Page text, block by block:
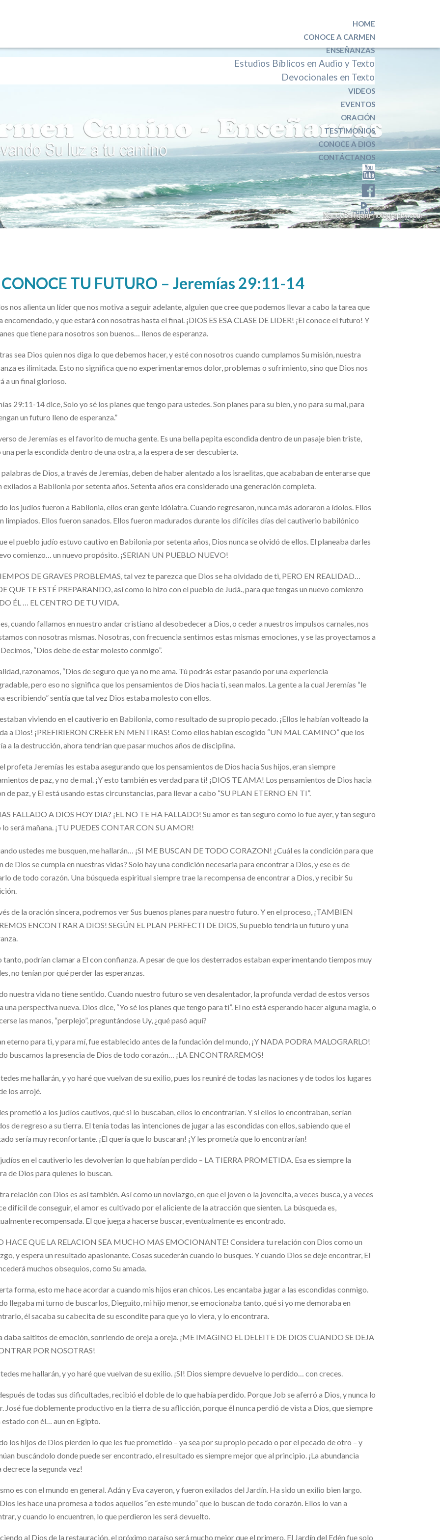
HOME
CONOCE A CARMEN
ENSEÑANZAS
Estudios Bíblicos en Audio y Texto
Devocionales en Texto
VIDEOS
EVENTOS
ORACIÓN
TESTIMONIOS
CONOCE A DIOS
CONTÁCTANOS
CONOCE TU FUTURO – Jeremías 29:11-14
nos alienta un líder que nos motiva a seguir adelante, alguien que cree que podemos llevar a cabo la tarea que
encomendado, y que estará con nosotras hasta el final. ¡DIOS ES ESA CLASE DE LIDER! ¡El conoce el futuro! Y
que tiene para nosotros son buenos… llenos de esperanza.
sea Dios quien nos diga lo que debemos hacer, y esté con nosotros cuando cumplamos Su misión, nuestra
es ilimitada. Esto no significa que no experimentaremos dolor, problemas o sufrimiento, sino que Dios nos
a un final glorioso.
29:11-14 dice,Solo yo sé los planes que tengo para ustedes. Son planes para su bien, y no para su mal, para
un futuro lleno de esperanza.”
de Jeremías es el favorito de mucha gente. Es una bella pepita escondida dentro de un pasaje bien triste,
perla escondida dentro de una ostra, a la espera de ser descubierta.
palabras de Dios, a través de Jeremías, deben de haber alentado a los israelitas, que acababan de enterarse que
exilados a Babilonia por setenta años. Setenta años era considerado una generación completa.
los judíos fueron a Babilonia, ellos eran gente idólatra. Cuando regresaron, nunca más adoraron a ídolos. Ellos
limpiados. Ellos fueron sanados. Ellos fueron madurados durante los difíciles días del cautiverio babilónico
el pueblo judío estuvo cautivo en Babilonia por setenta años, Dios nunca se olvidó de ellos. El planeaba darles
comienzo… un nuevo propósito. ¡SERIAN UN PUEBLO NUEVO!
DE GRAVES PROBLEMAS, tal vez te parezca que Dios se ha olvidado de ti, PERO EN REALIDAD…
QUE TE ESTÉ PREPARANDO, así como lo hizo con el pueblo de Judá., para que tengas un nuevo comienzo
ÉL … EL CENTRO DE TU VIDA.
cuando fallamos en nuestro andar cristiano al desobedecer a Dios, o ceder a nuestros impulsos carnales, nos
con nosotras mismas. Nosotras, con frecuencia sentimos estas mismas emociones, y se las proyectamos a
“Dios debe de estar molesto conmigo”.
razonamos, “Dios de seguro que ya no me ama. Tú podrás estar pasando por una experiencia
pero eso no significa que los pensamientos de Dios hacia ti, sean malos. La gente a la cual Jeremías “le
escribiendo” sentía que tal vez Dios estaba molesto con ellos.
viviendo en el cautiverio en Babilonia, como resultado de su propio pecado. ¡Ellos le habían volteado la
a Dios! ¡PREFIRIERON CREER EN MENTIRAS! Como ellos habían escogido “UN MAL CAMINO” que los
a la destrucción, ahora tendrían que pasar muchos años de disciplina.
profeta Jeremías les estaba asegurando que los pensamientos de Dios hacia Sus hijos, eran siempre
de paz, y no de mal. ¡Y esto también es verdad para ti! ¡DIOS TE AMA! Los pensamientos de Dios hacia
de paz, y El está usando estas circunstancias, para llevar a cabo “SU PLAN ETERNO EN TI”.
FALLADO A DIOS HOY DIA? ¡EL NO TE HA FALLADO! Su amor es tan seguro como lo fue ayer, y tan seguro
lo será mañana. ¡TU PUEDES CONTAR CON SU AMOR!
ustedes me busquen, me hallarán… ¡SI ME BUSCAN DE TODO CORAZON! ¿Cuál es la condición para que
de Dios se cumpla en nuestras vidas? Solo hay una condición necesaria para encontrar a Dios, y ese es de
de todo corazón. Una búsqueda espiritual siempre trae la recompensa de encontrar a Dios, y recibir Su
de la oración sincera, podremos ver Sus buenos planes para nuestro futuro. Y en el proceso, ¡TAMBIEN
ENCONTRAR A DIOS! SEGÚN EL PLAN PERFECTI DE DIOS, Su pueblo tendría un futuro y una
tanto, podrían clamar a El con confianza. A pesar de que los desterrados estaban experimentando tiempos muy
no tenían por qué perder las esperanzas.
nuestra vida no tiene sentido. Cuando nuestro futuro se ven desalentador, la profunda verdad de estos versos
una perspectiva nueva. Dios dice, “Yo sé los planes que tengo para ti”. El no está esperando hacer alguna magia, o
las manos, “perplejo”, preguntándose Uy, ¿qué pasó aquí?
eterno para ti, y para mí, fue establecido antes de la fundación del mundo, ¡Y NADA PODRA MALOGRARLO!
buscamos la presencia de Dios de todo corazón… ¡LA ENCONTRAREMOS!
me hallarán, y yo haré que vuelvan de su exilio, pues los reuniré de todas las naciones y de todos los lugares
los arrojé.
prometió a los judíos cautivos, qué si lo buscaban, ellos lo encontrarían. Y si ellos lo encontraban, serían
de regreso a su tierra. El tenía todas las intenciones de jugar a las escondidas con ellos, sabiendo que el
sería muy reconfortante. ¡El quería que lo buscaran! ¡Y les prometía que lo encontrarían!
en el cautiverio les devolverían lo que habían perdido – LA TIERRA PROMETIDA. Esa es siempre la
de Dios para quienes lo buscan.
relación con Dios es así también. Así como un noviazgo, en que el joven o la jovencita, a veces busca, y a veces
difícil de conseguir, el amor es cultivado por el aliciente de la atracción que sienten. La búsqueda es,
recompensada. El que juega a hacerse buscar, eventualmente es encontrado.
HACE QUE LA RELACION SEA MUCHO MAS EMOCIONANTE! Considera tu relación con Dios como un
y espera un resultado apasionante. Cosas sucederán cuando lo busques. Y cuando Dios se deje encontrar, El
muchos obsequios, como Su amada.
forma, esto me hace acordar a cuando mis hijos eran chicos. Les encantaba jugar a las escondidas conmigo.
llegaba mi turno de buscarlos, Dieguito, mi hijo menor, se emocionaba tanto, qué si yo me demoraba en
él sacaba su cabecita de su escondite para que yo lo viera, y lo encontrara.
daba saltitos de emoción, sonriendo de oreja a oreja. ¡ME IMAGINO EL DELEITE DE DIOS CUANDO SE DEJA
POR NOSOTRAS!
me hallarán, y yo haré que vuelvan de su exilio. ¡SI! Dios siempre devuelve lo perdido… con creces.
de todas sus dificultades, recibió el doble de lo que había perdido. Porque Job se aferró a Dios, y nunca lo
José fue doblemente productivo en la tierra de su aflicción, porque él nunca perdió de vista a Dios, que siempre
estado con él… aun en Egipto.
los hijos de Dios pierden lo que les fue prometido – ya sea por su propio pecado o por el pecado de otro – y
buscándolo donde puede ser encontrado, el resultado es siempre mejor que al principio. ¡La abundancia
decrece la segunda vez!
es con el mundo en general. Adán y Eva cayeron, y fueron exilados del Jardín. Ha sido un exilio bien largo.
les hace una promesa a todos aquellos “en este mundo” que lo buscan de todo corazón. Ellos lo van a
y cuando lo encuentren, lo que perdieron les será devuelto.
al Dios de la restauración, el próximo paraíso será mucho mejor que el primero. El Jardín del Edén fue solo